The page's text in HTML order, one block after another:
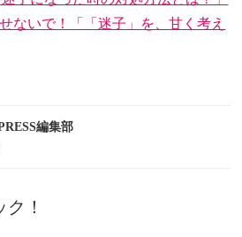
ないで！「「迷子」を、甘く考え
編集部
！